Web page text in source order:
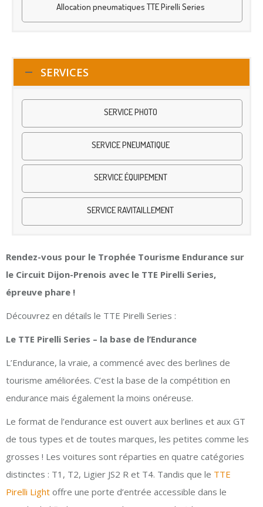
Allocation pneumatiques TTE Pirelli Series
SERVICES
SERVICE PHOTO
SERVICE PNEUMATIQUE
SERVICE ÉQUIPEMENT
SERVICE RAVITAILLEMENT
Rendez-vous pour le Trophée Tourisme Endurance sur
le Circuit Dijon-Prenois avec le TTE Pirelli Series,
épreuve phare !
Découvrez en détails le TTE Pirelli Series :
Le TTE Pirelli Series – la base de l’Endurance
L’Endurance, la vraie, a commencé avec des berlines de
tourisme améliorées. C’est la base de la compétition en
endurance mais également la moins onéreuse.
Le format de l’endurance est ouvert aux berlines et aux GT
de tous types et de toutes marques, les petites comme les
grosses ! Les voitures sont réparties en quatre catégories
distinctes : T1, T2, Ligier JS2 R et T4. Tandis que le TTE
Pirelli Light offre une porte d’entrée accessible dans le